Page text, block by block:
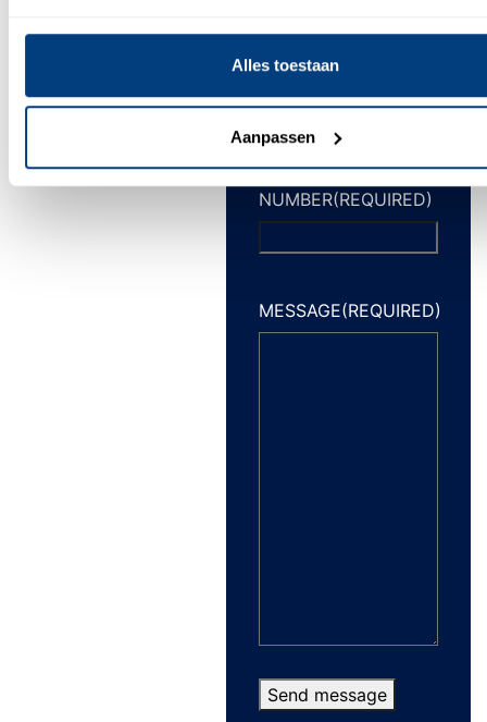
Alles toestaan
Aanpassen
EMAIL
ADDRESS
PHONE
NUMBER(REQUIRED)
MESSAGE(REQUIRED)
Send message